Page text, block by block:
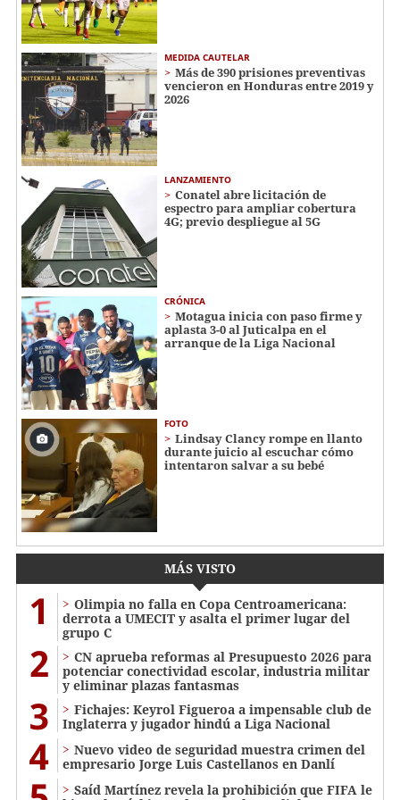
MEDIDA CAUTELAR
Más de 390 prisiones preventivas
vencieron en Honduras entre 2019 y
2026
LANZAMIENTO
Conatel abre licitación de
espectro para ampliar cobertura
4G; previo despliegue al 5G
CRÓNICA
Motagua inicia con paso firme y
aplasta 3-0 al Juticalpa en el
arranque de la Liga Nacional
FOTO
Lindsay Clancy rompe en llanto
durante juicio al escuchar cómo
intentaron salvar a su bebé
MÁS VISTO
1
Olimpia no falla en Copa Centroamericana:
derrota a UMECIT y asalta el primer lugar del
grupo C
2
CN aprueba reformas al Presupuesto 2026 para
potenciar conectividad escolar, industria militar
y eliminar plazas fantasmas
3
Fichajes: Keyrol Figueroa a impensable club de
Inglaterra y jugador hindú a Liga Nacional
4
Nuevo video de seguridad muestra crimen del
empresario Jorge Luis Castellanos en Danlí
Saíd Martínez revela la prohibición que FIFA le